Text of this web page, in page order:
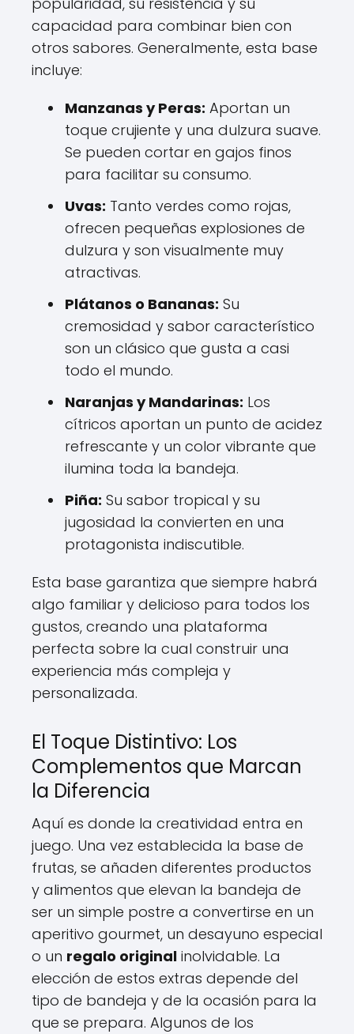
capacidad para combinar bien con
otros sabores. Generalmente, esta base
incluye:
Manzanas y Peras: Aportan un
toque crujiente y una dulzura suave.
Se pueden cortar en gajos finos
para facilitar su consumo.
Uvas: Tanto verdes como rojas,
ofrecen pequeñas explosiones de
dulzura y son visualmente muy
atractivas.
Plátanos o Bananas: Su
cremosidad y sabor característico
son un clásico que gusta a casi
todo el mundo.
Naranjas y Mandarinas: Los
cítricos aportan un punto de acidez
refrescante y un color vibrante que
ilumina toda la bandeja.
Piña: Su sabor tropical y su
jugosidad la convierten en una
protagonista indiscutible.
Esta base garantiza que siempre habrá
algo familiar y delicioso para todos los
gustos, creando una plataforma
perfecta sobre la cual construir una
experiencia más compleja y
personalizada.
El Toque Distintivo: Los
Complementos que Marcan
la Diferencia
Aquí es donde la creatividad entra en
juego. Una vez establecida la base de
frutas, se añaden diferentes productos
y alimentos que elevan la bandeja de
ser un simple postre a convertirse en un
aperitivo gourmet, un desayuno especial
o un regalo original inolvidable. La
elección de estos extras depende del
tipo de bandeja y de la ocasión para la
que se prepara. Algunos de los